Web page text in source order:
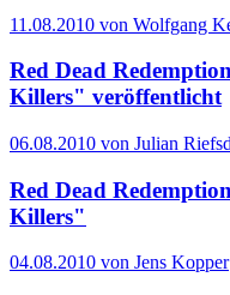
11.08.2010 von Wolfgang
Red Dead
Killers" veröffentlicht
06.08.2010 von Julian
Red Dead
Killers"
04.08.2010 von Jens Kopper